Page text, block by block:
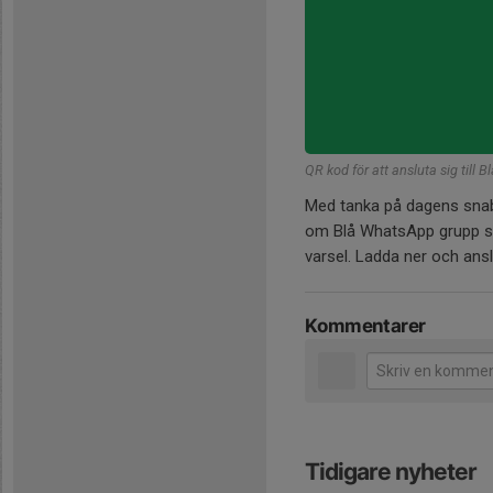
QR kod för att ansluta sig till
Med tanka på dagens
om Blå WhatsApp grupp
varsel. Ladda ner och
Kommentarer
Tidigare nyheter